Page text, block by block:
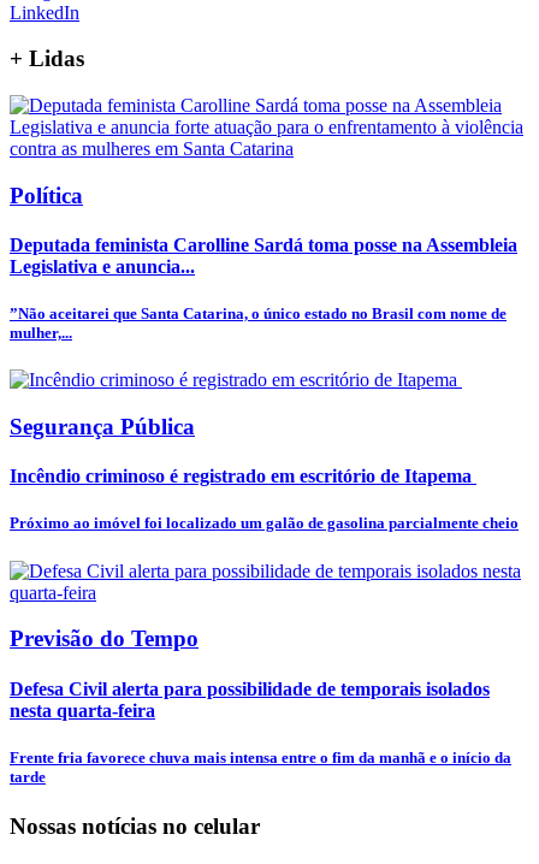
LinkedIn
+ Lidas
Política
Deputada feminista Carolline Sardá toma posse na Assembleia
Legislativa e anuncia...
”Não aceitarei que Santa Catarina, o único estado no Brasil com nome de
mulher,...
Segurança Pública
Incêndio criminoso é registrado em escritório de Itapema
Próximo ao imóvel foi localizado um galão de gasolina parcialmente cheio
Previsão do Tempo
Defesa Civil alerta para possibilidade de temporais isolados
nesta quarta-feira
Frente fria favorece chuva mais intensa entre o fim da manhã e o início da
tarde
Nossas notícias no celular